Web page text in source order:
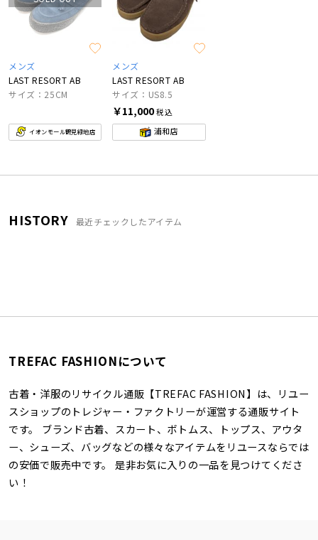
メンズ
LAST RESORT AB
サイズ：25CM
イオンモール鶴見緑地店
メンズ
LAST RESORT AB
サイズ：US8.5
￥11,000税込
浦和店
HISTORY 最近チェックしたアイテム
TREFAC FASHIONについて
古着・洋服のリサイクル通販【TREFAC FASHION】は、リユー
スショップのトレジャー・ファクトリーが運営する通販サイト
です。 ブランド古着、スカート、ボトムス、トップス、アウタ
ー、シューズ、バッグなどの様々なアイテムをリユースならでは
の安価で販売中です。 是非お気に入りの一品を見つけてくださ
い！